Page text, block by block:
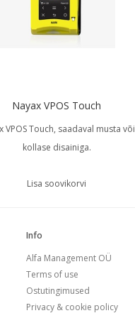
Nayax VPOS Touch
VPOS Touch, saadaval musta või
kollase disainiga.
Lisa soovikorvi
Info
Alfa Management OÜ
Terms of use
Ostutingimused
Privacy & cookie policy